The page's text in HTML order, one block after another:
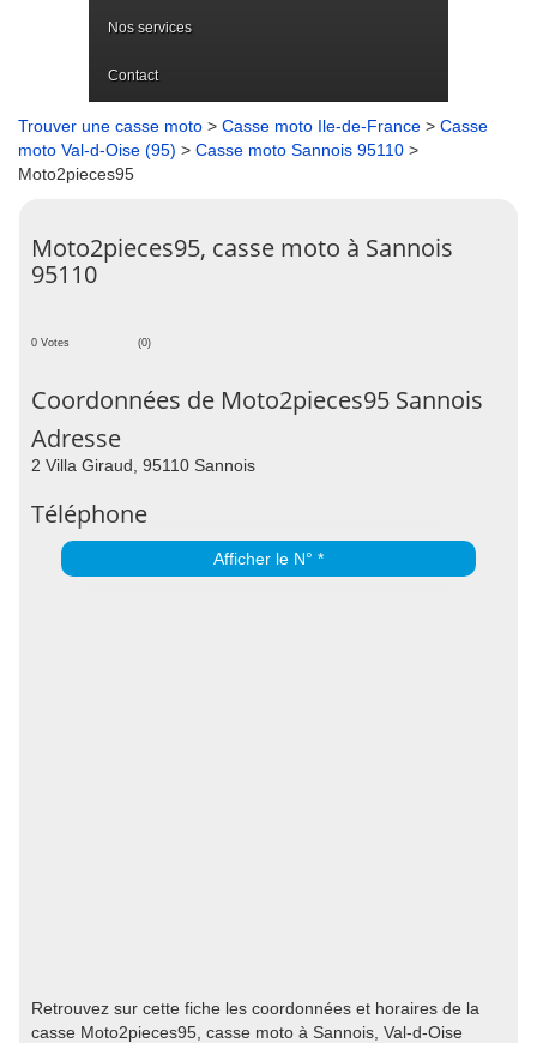
Nos services
Contact
Trouver une casse moto > Casse moto Ile-de-France > Casse
moto Val-d-Oise (95) > Casse moto Sannois 95110 >
Moto2pieces95
Moto2pieces95, casse moto à Sannois
95110
0 Votes (0)
Coordonnées de Moto2pieces95 Sannois
Adresse
2 Villa Giraud, 95110 Sannois
Téléphone
Afficher le N° *
Retrouvez sur cette fiche les coordonnées et horaires de la
casse Moto2pieces95, casse moto à Sannois, Val-d-Oise